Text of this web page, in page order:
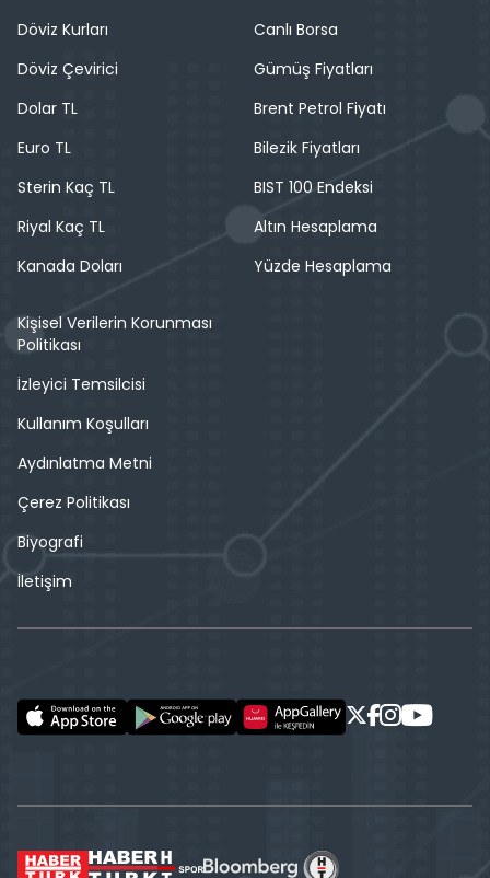
Döviz Kurları
Döviz Çevirici
Dolar TL
Euro TL
Sterin Kaç TL
Riyal Kaç TL
Kanada Doları
Canlı Borsa
Gümüş Fiyatları
Brent Petrol Fiyatı
Bilezik Fiyatları
BIST 100 Endeksi
Altın Hesaplama
Yüzde Hesaplama
Kişisel Verilerin Korunması
Politikası
İzleyici Temsilcisi
Kullanım Koşulları
Aydınlatma Metni
Çerez Politikası
Biyografi
İletişim